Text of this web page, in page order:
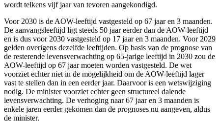
wordt telkens vijf jaar van tevoren aangekondigd.
Voor 2030 is de AOW-leeftijd vastgesteld op 67 jaar en 3 maanden.
De aanvangsleeftijd ligt steeds 50 jaar eerder dan de AOW-leeftijd
en is dus voor 2030 vastgesteld op 17 jaar en 3 maanden. Voor 2029
gelden overigens dezelfde leeftijden. Op basis van de prognose van
de resterende levensverwachting op 65-jarige leeftijd in 2030 zou de
AOW-leeftijd op 67 jaar moeten worden vastgesteld. De wet
voorziet echter niet in de mogelijkheid om de AOW-leeftijd lager
vast te stellen dan in een eerder jaar. Daarvoor is een wetswijziging
nodig. De minister voorziet echter geen structureel dalende
levensverwachting. De verhoging naar 67 jaar en 3 maanden is
enkele jaren eerder gekomen dan de prognoses nu aangeven, aldus
de minister.